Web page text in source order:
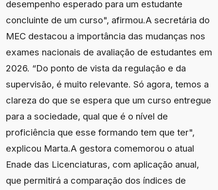
desempenho esperado para um estudante
concluinte de um curso", afirmou.A secretária do
MEC destacou a importância das mudanças nos
exames nacionais de avaliação de estudantes em
2026. “Do ponto de vista da regulação e da
supervisão, é muito relevante. Só agora, temos a
clareza do que se espera que um curso entregue
para a sociedade, qual que é o nível de
proficiência que esse formando tem que ter",
explicou Marta.A gestora comemorou o atual
Enade das Licenciaturas, com aplicação anual,
que permitirá a comparação dos índices de